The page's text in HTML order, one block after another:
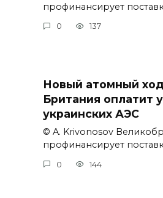
профинансирует
0 137
Новый атомный
Британия оплатит
украинских АЭС
© A. Krivonosov
профинансирует
0 144